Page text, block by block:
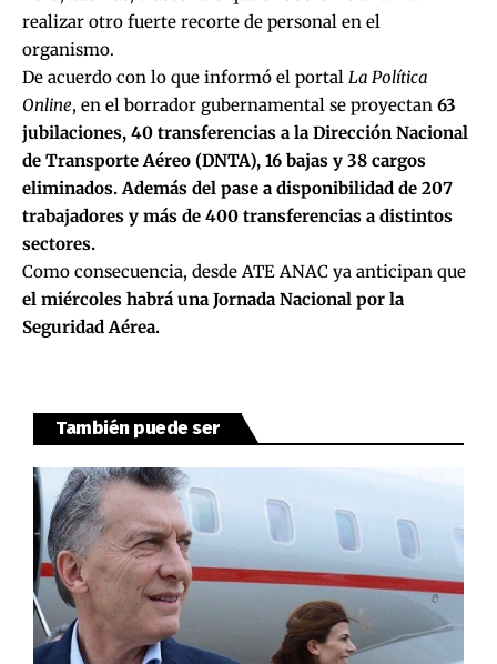
realizar otro fuerte recorte de personal en el
organismo.
De acuerdo con lo que informó el portal La Política
Online, en el borrador gubernamental se proyectan 63
jubilaciones, 40 transferencias a la Dirección Nacional
de Transporte Aéreo (DNTA), 16 bajas y 38 cargos
eliminados. Además del pase a disponibilidad de 207
trabajadores y más de 400 transferencias a distintos
sectores.
Como consecuencia, desde ATE ANAC ya anticipan que
el miércoles habrá una Jornada Nacional por la
Seguridad Aérea.
También puede ser